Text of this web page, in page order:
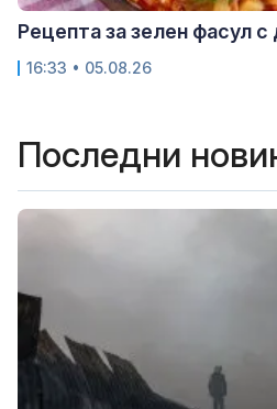
Рецепта за зелен фасул
16:33 • 05.08.26
Последни